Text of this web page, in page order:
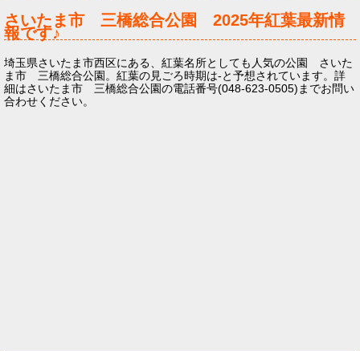
さいたま市 三橋総合公園 2025年紅葉最新情
報です♪
埼玉県さいたま市西区にある、紅葉名所としても人気の公園 さいた
ま市 三橋総合公園。紅葉の見ごろ時期は-と予想されています。詳
細はさいたま市 三橋総合公園の電話番号(048-623-0505)までお問い
合わせください。